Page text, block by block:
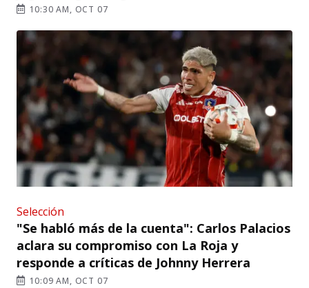
10:30 AM, OCT 07
Selección
"Se habló más de la cuenta": Carlos Palacios
aclara su compromiso con La Roja y
responde a críticas de Johnny Herrera
10:09 AM, OCT 07